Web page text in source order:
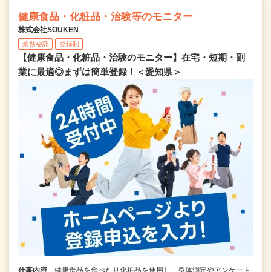
健康食品・化粧品・治験等のモニター
株式会社SOUKEN
業務委託 登録制
【健康食品・化粧品・治験のモニター】在宅・短期・副
業に最適◎まずは簡単登録！＜愛知県＞